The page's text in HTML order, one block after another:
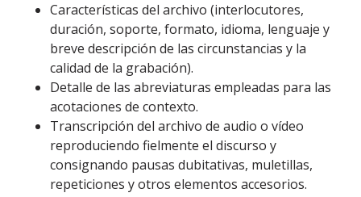
Características del archivo (interlocutores,
duración, soporte, formato, idioma, lenguaje y
breve descripción de las circunstancias y la
calidad de la grabación).
Detalle de las abreviaturas empleadas para las
acotaciones de contexto.
Transcripción del archivo de audio o vídeo
reproduciendo fielmente el discurso y
consignando pausas dubitativas, muletillas,
repeticiones y otros elementos accesorios.